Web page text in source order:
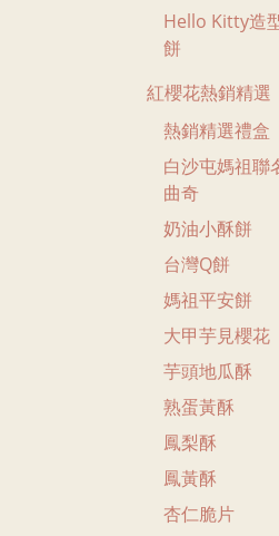
Hello Kitty造
餅
紅櫻花熱銷精選
熱銷精選禮盒
白沙屯媽祖聯
曲奇
奶油小酥餅
台灣Q餅
媽祖平安餅
大甲芋見櫻花
芋頭地瓜酥
熟蛋黃酥
鳳梨酥
鳳黃酥
杏仁脆片